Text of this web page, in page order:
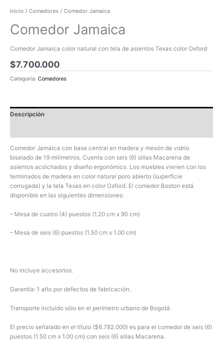
Inicio / Comedores / Comedor Jamaica
Comedor Jamaica
Comedor Jamaica color natural con tela de asientos Texas color Oxford
$7.700.000
Categoría: Comedores
Descripción
Comedor Jamaica con base central en madera y mesón de vidrio
biselado de 19 milímetros. Cuenta con seis (6) sillas Macarena de
asientos acolchados y diseño ergonómico. Los muebles vienen con los
terminados de madera en color natural poro abierto (superficie
corrugada) y la tela Texas en color Oxford. El comedor Boston está
disponible en las siguientes dimensiones:
– Mesa de cuatro (4) puestos (1.20 cm x 90 cm)
– Mesa de seis (6) puestos (1.50 cm x 1.00 cm)
No incluye accesorios.
Garantía: 1 año por defectos de fabricación.
Transporte incluido sólo en el perímetro urbano de Bogotá.
El precio señalado en el título ($6.782.000) es para el comedor de seis (6)
puestos (1.50 cm x 1.00 cm) con seis (6) sillas Macarena.